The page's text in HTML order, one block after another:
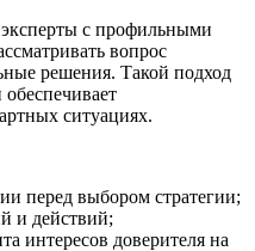
с профильными
вопрос
решения. Такой подход
ситуациях.
перед выбором стратегии;
и действий;
интересов доверителя на